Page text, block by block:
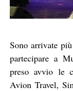
Sono arrivate
partecipare a
preso avvio le
Avion Travel,